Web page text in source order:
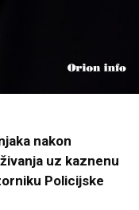
nakon
uz kaznenu
Policijske